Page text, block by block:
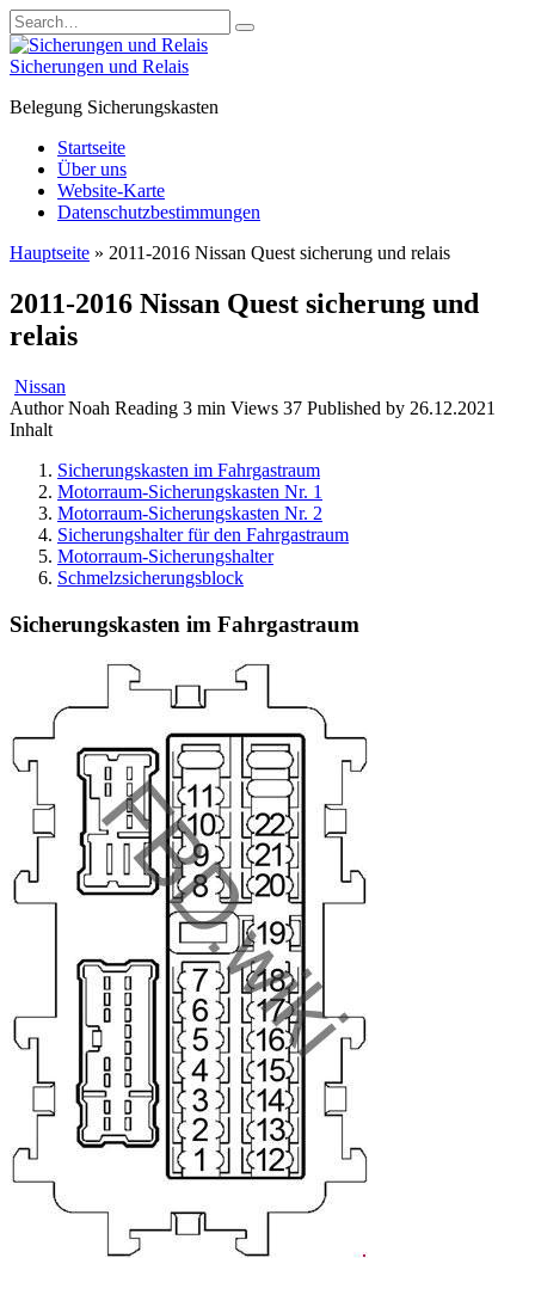
Skip
to
content
Search
for:
Sicherungen und Relais
Belegung Sicherungskasten
Startseite
Über uns
Website-Karte
Datenschutzbestimmungen
Hauptseite » 2011-2016 Nissan Quest sicherung und relais
2011-2016 Nissan Quest sicherung und
relais
Nissan
Author Noah Reading 3 min Views 37 Published by 26.12.2021
Inhalt
Sicherungskasten im Fahrgastraum
Motorraum-Sicherungskasten Nr. 1
Motorraum-Sicherungskasten Nr. 2
Sicherungshalter für den Fahrgastraum
Motorraum-Sicherungshalter
Schmelzsicherungsblock
Sicherungskasten im Fahrgastraum